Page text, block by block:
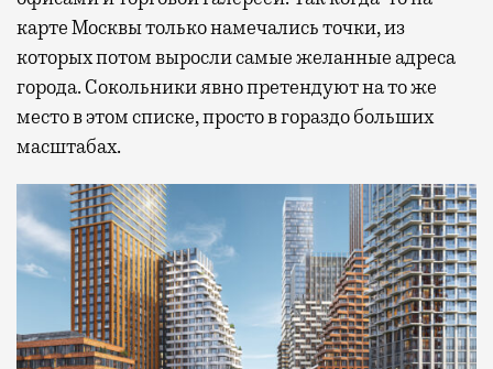
карте Москвы только намечались точки, из
которых потом выросли самые желанные адреса
города. Сокольники явно претендуют на то же
место в этом списке, просто в гораздо больших
масштабах.